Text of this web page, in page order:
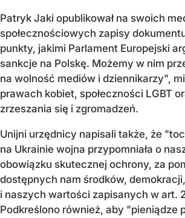
Patryk Jaki opublikował na swoich
społecznościowych zapisy
punkty, jakimi Parlament Europejski
sankcje na Polskę. Możemy w nim
na wolność mediów i dziennikarzy",
prawach kobiet, społeczności LGBT
zrzeszania się i zgromadzeń.
Unijni urzędnicy napisali także, że
na Ukrainie wojna przypomniała o
obowiązku skutecznej ochrony, za
dostępnych nam środków,
i naszych wartości zapisanych w art.
Podkreślono również, aby "pieniądze